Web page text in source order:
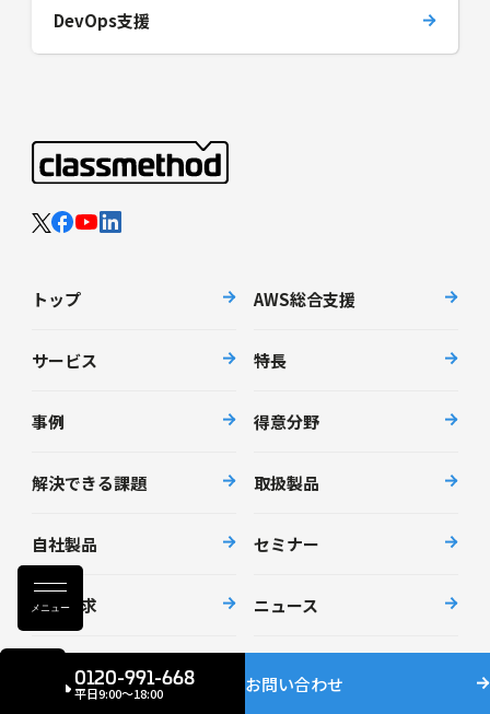
メニュー
DevOps支援
トップ AWS総合支援
サービス 特長
事例 得意分野
解決できる課題 取扱製品
自社製品 セミナー
資料請求 ニュース
会社情報0120-991-668
平日9:00〜18:00 お問い合わせ